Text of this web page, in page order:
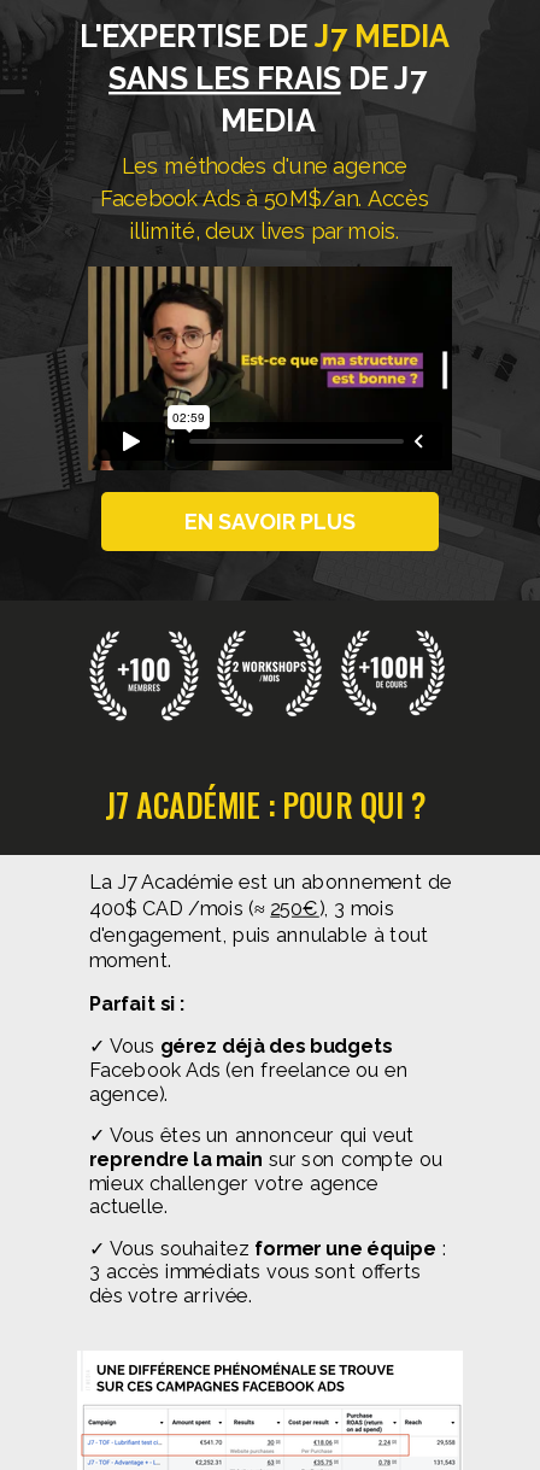
EN SAVOIR PLUS
J7 ACADÉMIE : POUR QUI ?
L'EXPERTISE DEJ7 MEDIA
SANS LES FRAISDE J7
MEDIA
La J7 Académie est un abonnement de
400$ CAD /mois (≈ 250€), 3 mois
d'engagement, puis annulable à tout
moment.
Parfait si :
✓ Vous gérez déjà des budgets
Facebook Ads (en freelance ou en
agence).
✓ Vous êtes un annonceur qui veut
reprendre la main sur son compte ou
mieux challenger votre agence
actuelle.
✓ Vous souhaitez former une équipe :
3 accès immédiats vous sont offerts
dès votre arrivée.
Les méthodes d'une agence
Facebook Ads à 50M$/an. Accès
illimité, deux lives par mois.